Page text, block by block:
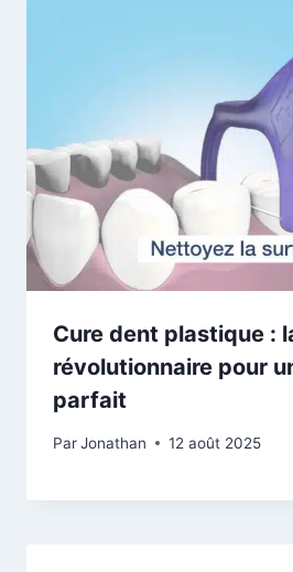
Cure dent plastique :
révolutionnaire pour
parfait
ParJonathan 12 août 2025